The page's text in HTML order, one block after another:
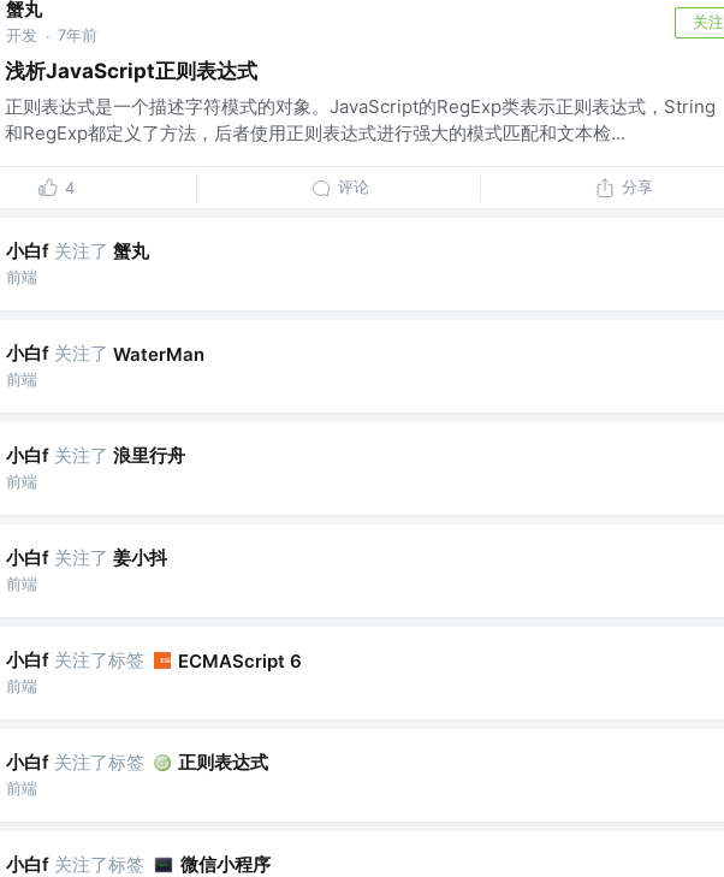
蟹丸
开发 · 7年前
关注
浅析JavaScript正则表达式
正则表达式是一个描述字符模式的对象。JavaScript的RegExp类表示正则表达式，String
和RegExp都定义了方法，后者使用正则表达式进行强大的模式匹配和文本检...
4 评论 分享
小白f 关注了 蟹丸
前端
小白f 关注了 WaterMan
前端
小白f 关注了 浪里行舟
前端
小白f 关注了 姜小抖
前端
小白f 关注了标签 ECMAScript 6
前端
小白f 关注了标签 正则表达式
前端
小白f 关注了标签 微信小程序